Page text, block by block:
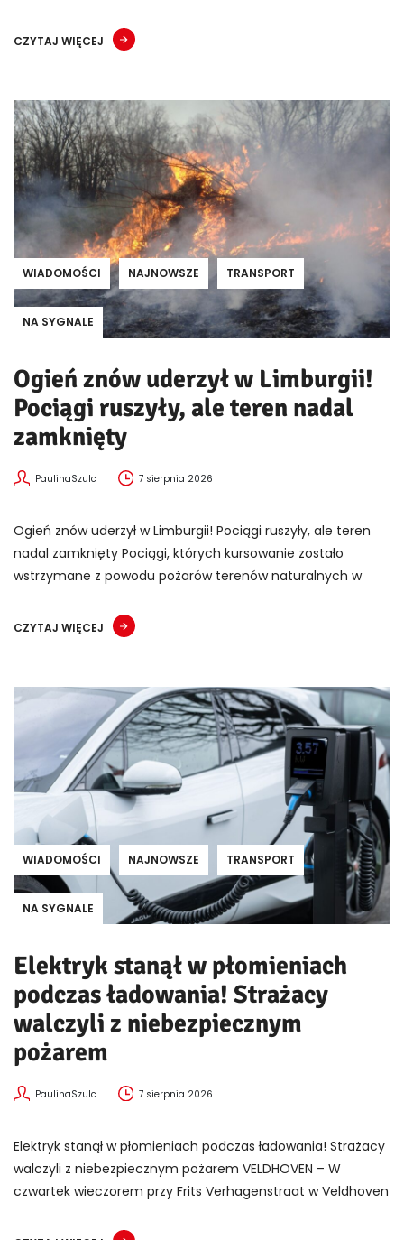
CZYTAJ WIĘCEJ
WIADOMOŚCI NAJNOWSZE TRANSPORT
NA SYGNALE
Ogień znów uderzył w Limburgii!
Pociągi ruszyły, ale teren nadal
zamknięty
PaulinaSzulc 7 sierpnia 2026
Ogień znów uderzył w Limburgii! Pociągi ruszyły, ale teren
nadal zamknięty Pociągi, których kursowanie zostało
wstrzymane z powodu pożarów terenów naturalnych w
CZYTAJ WIĘCEJ
WIADOMOŚCI NAJNOWSZE TRANSPORT
NA SYGNALE
Elektryk stanął w płomieniach
podczas ładowania! Strażacy
walczyli z niebezpiecznym
pożarem
PaulinaSzulc 7 sierpnia 2026
Elektryk stanął w płomieniach podczas ładowania! Strażacy
walczyli z niebezpiecznym pożarem VELDHOVEN – W
czwartek wieczorem przy Frits Verhagenstraat w Veldhoven